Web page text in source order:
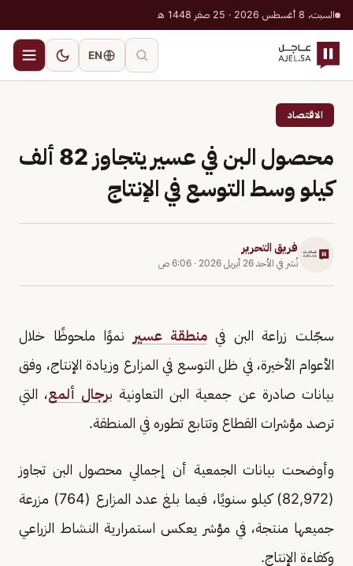
السبت، 8 أغسطس 2026 · 25 صفر 1448 هـ
EN
الاقتصاد
محصول البن في عسير يتجاوز 82 ألف
كيلو وسط التوسع في الإنتاج
فريق التحرير
نُشر في الأحد 26 أبريل 2026 · 6:06 ص
سجّلت زراعة البن فيمنطقة عسير
نموًا ملحوظًا خلال
الأعوام الأخيرة، في ظل التوسع في المزارع وزيادة الإنتاج، وفق
بيانات صادرة عن جمعية البن التعاونية برجال ألمع، التي
ترصد مؤشرات القطاع وتتابع تطوره في المنطقة.
وأوضحت بيانات الجمعية أن إجمالي محصول البن تجاوز
(82,972) كيلو سنويًا، فيما بلغ عدد المزارع (764) مزرعة
جميعها منتجة، في مؤشر يعكس استمرارية النشاط الزراعي
وكفاءة الإنتاج.